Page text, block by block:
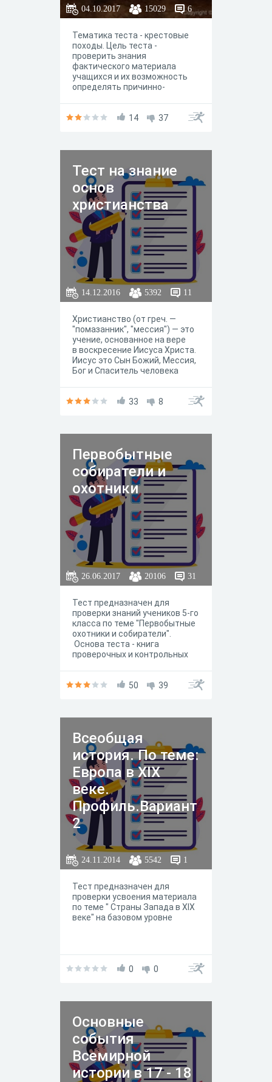
04.10.2017 15029 6
Тематика теста - крестовые
походы. Цель теста -
проверить знания
фактического материала
учащихся и их возможность
определять причинно-
добавлены изображения, что
изображением и фактом.
14 37
Тест на знание
основ
христианства
14.12.2016 5392 11
Христианство (от греч. —
"помазанник", "мессия") — это
учение, основанное на вере
в воскресение Иисуса Христа.
Иисус это Сын Божий, Мессия,
Бог и Спаситель человека
и еврейское Мессия).
33 8
Первобытные
собиратели и
охотники
26.06.2017 20106 31
Тест предназначен для
проверки знаний учеников 5-го
класса по теме "Первобытные
охотники и собиратели".
Основа теста - книга
проверочных и контрольных
10 вопросов. Вопросы 1-9
вопрос потребует усилий -
правильную
последовательность. На
выполнение теста отведено
15 минут.
50 39
Всеобщая
история. По теме:
Европа в XIX
веке.
Профиль.Вариант
2
24.11.2014 5542 1
Тест предназначен для
проверки усвоения материала
по теме " Страны Запада в XIX
веке" на базовом уровне
0 0
Основные
события
Всемирной
истории в 17 - 18